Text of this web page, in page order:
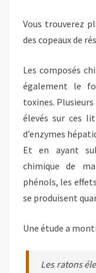
Vous trouverez
des copeaux de
Les composés
également le
toxines. Plusieurs
élevés sur ces
d’enzymes
Et en ayant
chimique de
phénols, les
se produisent
Une étude a
Les ratons